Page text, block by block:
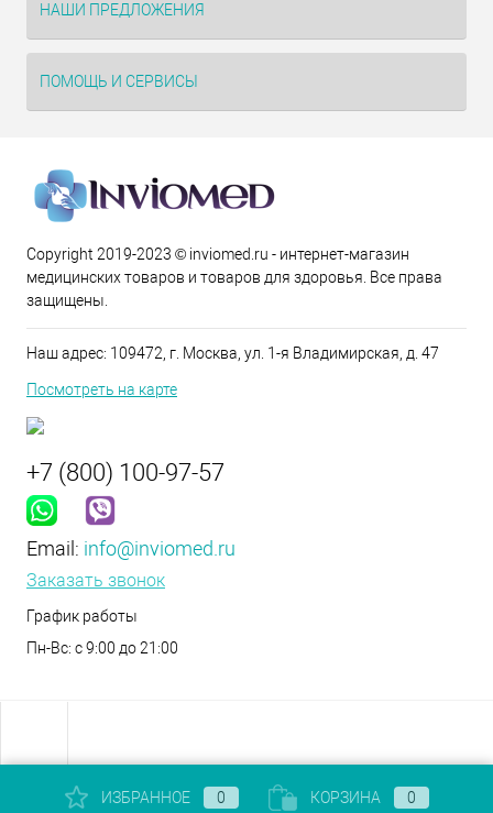
НАШИ ПРЕДЛОЖЕНИЯ
ПОМОЩЬ И СЕРВИСЫ
Copyright 2019-2023 © inviomed.ru - интернет-магазин
медицинских товаров и товаров для здоровья. Все права
защищены.
Наш адрес: 109472, г. Москва, ул. 1-я Владимирская, д. 47
Посмотреть на карте
+7 (800) 100-97-57
Email: info@inviomed.ru
Заказать звонок
График работы
Пн-Вс: с 9:00 до 21:00
ИЗБРАННОЕ 0 КОРЗИНА 0